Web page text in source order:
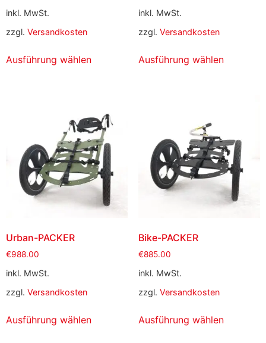
inkl. MwSt.
zzgl. Versandkosten
Ausführung wählen
inkl. MwSt.
zzgl. Versandkosten
Ausführung wählen
Urban-PACKER
€988.00
inkl. MwSt.
zzgl. Versandkosten
Ausführung wählen
Bike-PACKER
€885.00
inkl. MwSt.
zzgl. Versandkosten
Ausführung wählen